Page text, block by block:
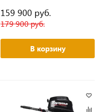
159 900 руб.
179 900 руб.
В корзину